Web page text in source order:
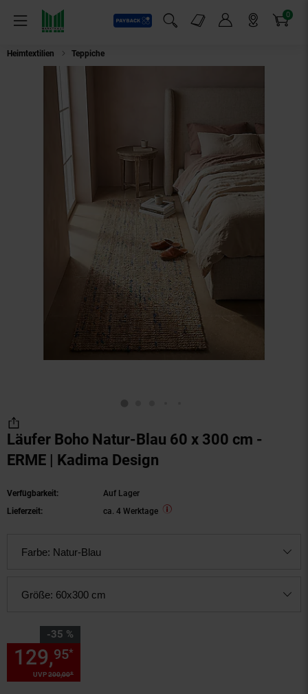
Menü
Payback
Suchfeld einblenden
Markt-Angebote 0
Artikel
Heimtextilien Teppiche
Läufer Boho Natur-Blau 60 x 300 cm -
ERME | Kadima Design
Verfügbarkeit:
Auf Lager
Lieferzeit:
ca. 4 Werktage
Farbe: Natur-Blau
Größe: 60x300 cm
-35 %
Sie Sparen 35 Prozent,
UVP200,00*
129,95*